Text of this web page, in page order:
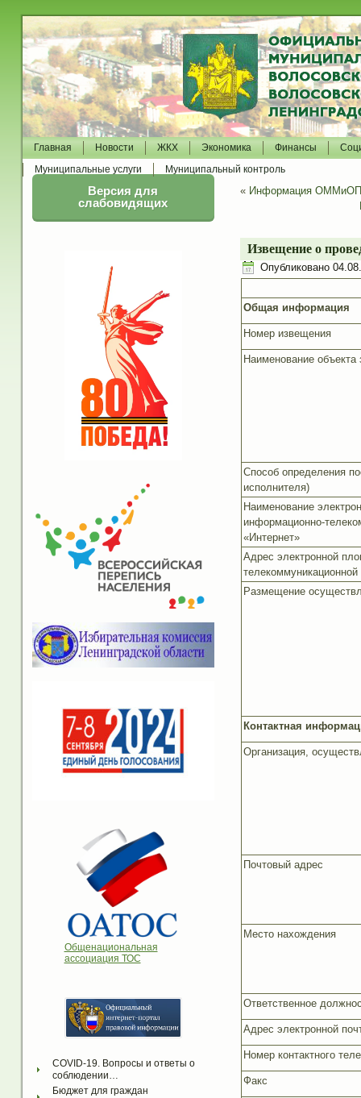
Главная Новости ЖКХ Экономика Финансы
Муниципальные услуги
Муниципальный контроль
Версия для
слабовидящих
Общенациональная
ассоциация ТОС
COVID-19. Вопросы и ответы о
соблюдении…
Бюджет для граждан
« Информация
Извещение о
Опубликовано
Общая информация
Номер извещения
Наименование объекта
Способ определения
исполнителя)
Наименование
информационно-
«Интернет»
Адрес электронной
телекоммуникационной
Размещение
Контактная
Организация,
Почтовый адрес
Место нахождения
Ответственное
Адрес электронной
Номер контактного
Факс